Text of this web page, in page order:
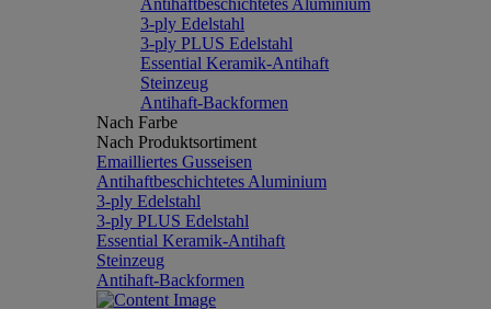
Antihaftbeschichtetes Aluminium
3-ply Edelstahl
3-ply PLUS Edelstahl
Essential Keramik-Antihaft
Steinzeug
Antihaft-Backformen
Nach Farbe
Nach Produktsortiment
Emailliertes Gusseisen
Antihaftbeschichtetes Aluminium
3-ply Edelstahl
3-ply PLUS Edelstahl
Essential Keramik-Antihaft
Steinzeug
Antihaft-Backformen